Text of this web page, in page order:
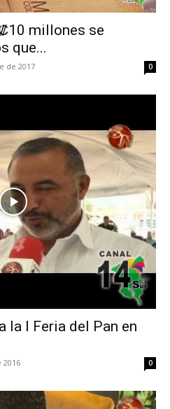
millones se
que...
de 2017 0
la I Feria del Pan en
2016 0